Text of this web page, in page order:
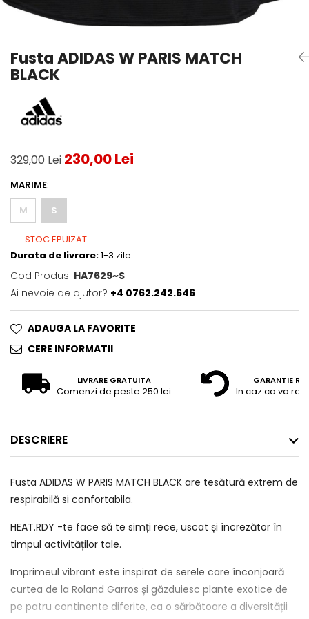
Servicii Racordare
­--
Dama
Juniori
Geanta
Rucsac
Rochii Padel
Sepci Padel
Fusta ADIDAS W PARIS MATCH
BLACK
329,00 Lei 230,00 Lei
MARIME:
M
S
STOC EPUIZAT
Durata de livrare:1-3 zile
Cod Produs: HA7629~S
Ai nevoie de ajutor? +4 0762.242.646
ADAUGA LA FAVORITE
CERE INFORMATII
LIVRARE GRATUITA
Comenzi de peste 250 lei
GARANTIE
In caz ca va
DESCRIERE
Fusta ADIDAS W PARIS MATCH BLACK are tesătură extrem de
respirabilă si confortabila.
HEAT.RDY -te face să te simți rece, uscat și încrezător în
timpul activităților tale.
Imprimeul vibrant este inspirat de serele care înconjoară
curtea de la Roland Garros și găzduiesc plante exotice de
pe patru continente diferite, ca o sărbătoare a diversității